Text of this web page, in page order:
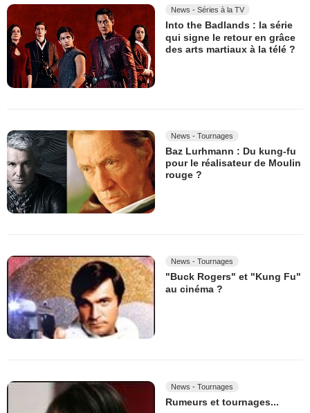
News - Séries à la TV
Into the Badlands : la série
qui signe le retour en grâce
des arts martiaux à la télé ?
News - Tournages
Baz Lurhmann : Du kung-fu
pour le réalisateur de Moulin
rouge ?
News - Tournages
"Buck Rogers" et "Kung Fu"
au cinéma ?
News - Tournages
Rumeurs et tournages...